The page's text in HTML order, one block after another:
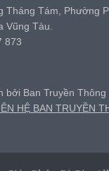
Tháng Tám, Phường
Vũng Tàu.
873
bởi Ban Truyền Thông
HỆ BAN TRUYỀN